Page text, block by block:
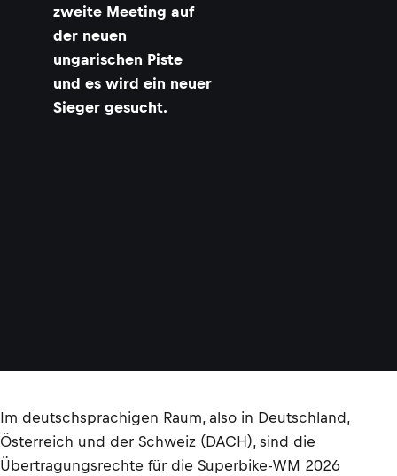
zweite Meeting auf
der neuen
ungarischen Piste
und es wird ein neuer
Sieger gesucht.
Im deutschsprachigen Raum, also in Deutschland,
Österreich und der Schweiz (DACH), sind die
Übertragungsrechte für die Superbike-WM 2026